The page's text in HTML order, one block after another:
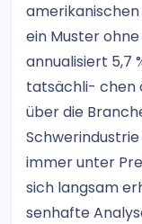
ein Muster
annualisiert 5,7
tatsächli- chen
über die
immer unter
sich langsam
senhafte